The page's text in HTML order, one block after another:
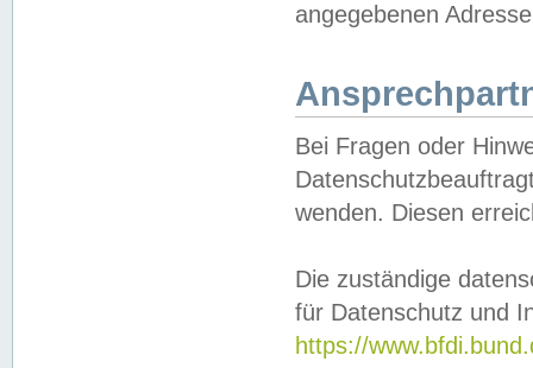
angegebenen
Bei Fragen oder
wenden. Diesen
Die zuständige
für Datenschutz und
https://